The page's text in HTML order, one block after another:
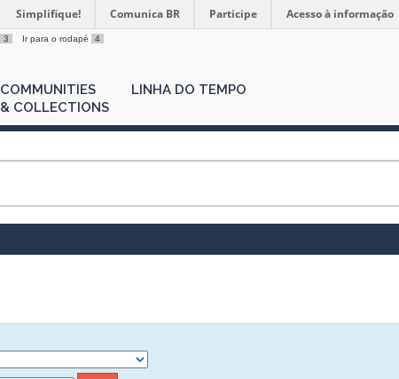
Simplifique! Comunica BR Participe Acesso à informação
3 Ir para o rodapé 4
COMMUNITIES
& COLLECTIONS
LINHA DO TEMPO